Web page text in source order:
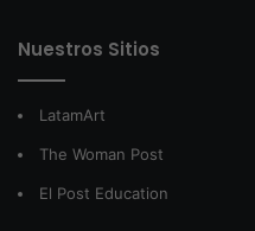
Nuestros Sitios
LatamArt
The Woman Post
El Post Education